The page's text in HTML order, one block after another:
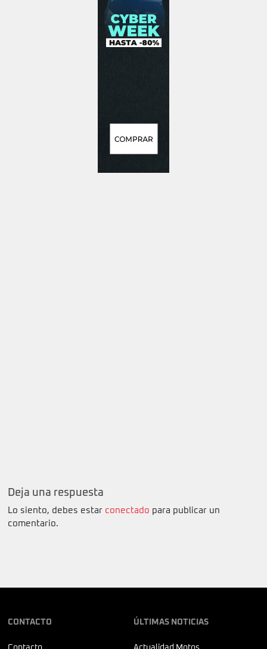
Deja una respuesta
Lo siento, debes estar conectado para publicar un
comentario.
CONTACTO ÚLTIMAS NOTICIAS